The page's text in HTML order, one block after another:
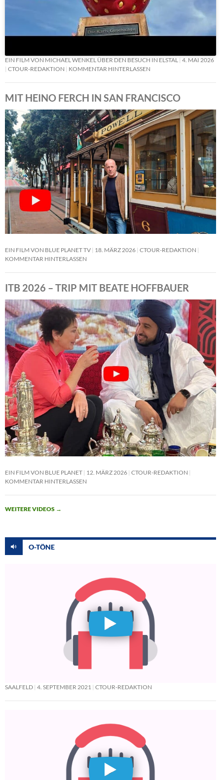
EIN FILM VON MICHAEL WENKEL ÜBER DEN BESUCH IN ELSTAL
4. MAI 2026
CTOUR-REDAKTION
KOMMENTAR HINTERLASSEN
MIT HEINO FERCH IN SAN FRANCISCO
EIN FILM VON BLUE PLANET TV 18. MÄRZ 2026 CTOUR-REDAKTION
KOMMENTAR HINTERLASSEN
ITB 2026 – TRIP MIT BEATE HOFFBAUER
EIN FILM VON BLUE PLANET 12. MÄRZ 2026 CTOUR-REDAKTION
KOMMENTAR HINTERLASSEN
WEITERE VIDEOS →
O-TÖNE
SAALFELD 4. SEPTEMBER 2021 CTOUR-REDAKTION